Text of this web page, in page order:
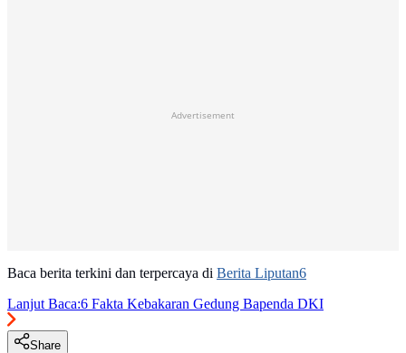
Advertisement
Baca berita terkini dan terpercaya di Berita Liputan6
Lanjut Baca:6 Fakta Kebakaran Gedung Bapenda DKI
Share